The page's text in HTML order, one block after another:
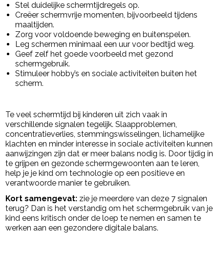
Stel duidelijke schermtijdregels op.
Creëer schermvrije momenten, bijvoorbeeld tijdens
maaltijden.
Zorg voor voldoende beweging en buitenspelen.
Leg schermen minimaal een uur voor bedtijd weg.
Geef zelf het goede voorbeeld met gezond
schermgebruik.
Stimuleer hobby’s en sociale activiteiten buiten het
scherm.
Te veel schermtijd bij kinderen uit zich vaak in
verschillende signalen tegelijk. Slaapproblemen,
concentratieverlies, stemmingswisselingen, lichamelijke
klachten en minder interesse in sociale activiteiten kunnen
aanwijzingen zijn dat er meer balans nodig is. Door tijdig in
te grijpen en gezonde schermgewoonten aan te leren,
help je je kind om technologie op een positieve en
verantwoorde manier te gebruiken.
Kort samengevat: zie je meerdere van deze 7 signalen
terug? Dan is het verstandig om het schermgebruik van je
kind eens kritisch onder de loep te nemen en samen te
werken aan een gezondere digitale balans.